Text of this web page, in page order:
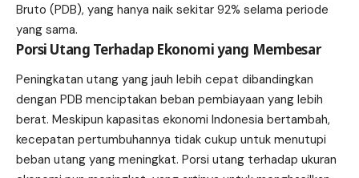
Bruto (PDB), yang hanya naik sekitar 92% selama periode
yang sama.
Porsi Utang Terhadap Ekonomi yang Membesar
Peningkatan utang yang jauh lebih cepat dibandingkan
dengan PDB menciptakan beban pembiayaan yang lebih
berat. Meskipun kapasitas ekonomi Indonesia bertambah,
kecepatan pertumbuhannya tidak cukup untuk menutupi
beban utang yang meningkat. Porsi utang terhadap ukuran